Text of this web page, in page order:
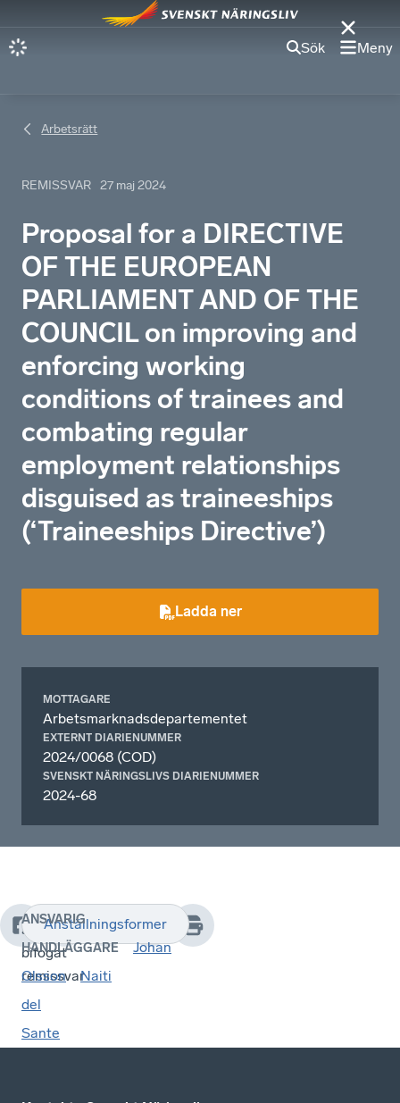
Sök Meny
Arbetsrätt
REMISSVAR 27 maj 2024
Proposal for a DIRECTIVE
OF THE EUROPEAN
PARLIAMENT AND OF THE
COUNCIL on improving and
enforcing working
conditions of trainees and
combating regular
employment relationships
disguised as traineeships
(‘Traineeships Directive’)
Ladda ner
MOTTAGARE
Arbetsmarknadsdepartementet
EXTERNT DIARIENUMMER
2024/0068 (COD)
SVENSKT NÄRINGSLIVS DIARIENUMMER
2024-68
Se
bifogat
remissvar
Anställningsformer
ANSVARIG
HANDLÄGGARE
Johan
Olsson
Naiti
del
Sante